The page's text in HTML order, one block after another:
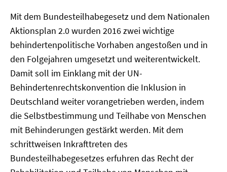
Mit dem Bundesteilhabegesetz und dem Nationalen
Aktionsplan 2.0 wurden 2016 zwei wichtige
behindertenpolitische Vorhaben angestoßen und in
den Folgejahren umgesetzt und weiterentwickelt.
Damit soll im Einklang mit der UN-
Behindertenrechtskonvention die Inklusion in
Deutschland weiter vorangetrieben werden, indem
die Selbstbestimmung und Teilhabe von Menschen
mit Behinderungen gestärkt werden. Mit dem
schrittweisen Inkrafttreten des
Bundesteilhabegesetzes erfuhren das Recht der